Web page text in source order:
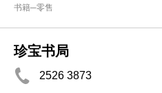
书籍─零售
珍宝书局
2526 3873